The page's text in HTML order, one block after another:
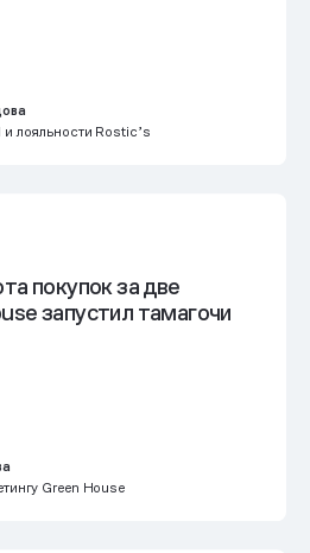
и лояльности Rostic’s
покупок за две
запустил тамагочи
Green House